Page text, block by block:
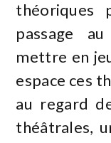
théoriques
passage
mettre en
espace ces
au regard
théâtrales,